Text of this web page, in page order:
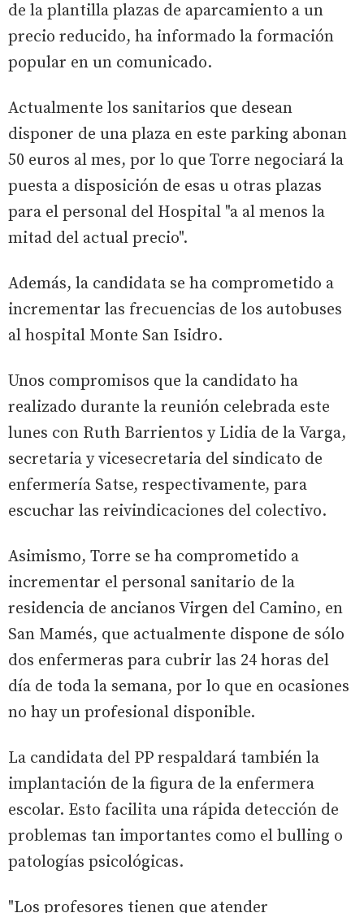
de la plantilla plazas de aparcamiento a un
precio reducido, ha informado la formación
popular en un comunicado.
Actualmente los sanitarios que desean
disponer de una plaza en este parking abonan
50 euros al mes, por lo que Torre negociará la
puesta a disposición de esas u otras plazas
para el personal del Hospital "a al menos la
mitad del actual precio".
Además, la candidata se ha comprometido a
incrementar las frecuencias de los autobuses
al hospital Monte San Isidro.
Unos compromisos que la candidato ha
realizado durante la reunión celebrada este
lunes con Ruth Barrientos y Lidia de la Varga,
secretaria y vicesecretaria del sindicato de
enfermería Satse, respectivamente, para
escuchar las reivindicaciones del colectivo.
Asimismo, Torre se ha comprometido a
incrementar el personal sanitario de la
residencia de ancianos Virgen del Camino, en
San Mamés, que actualmente dispone de sólo
dos enfermeras para cubrir las 24 horas del
día de toda la semana, por lo que en ocasiones
no hay un profesional disponible.
La candidata del PP respaldará también la
implantación de la figura de la enfermera
escolar. Esto facilita una rápida detección de
problemas tan importantes como el bulling o
patologías psicológicas.
"Los profesores tienen que atender